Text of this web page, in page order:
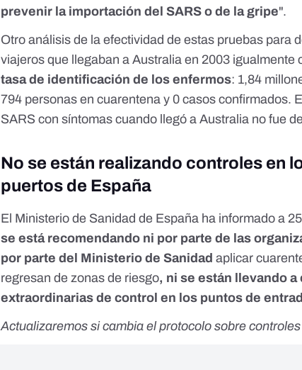
prevenir la importación del SARS o de la gripe".
Otroanálisis de la efectividad de estas pruebas para
viajeros que llegaban a Australia en 2003 igualmente
tasa de identificación de los enfermos: 1,84
794 personas en cuarentena y 0 casos confirmados.
SARS con síntomas cuando llegó a Australia no fue
No se están realizando controles en
puertos de España
El Ministerio de Sanidad de España ha informadoa
se está recomendando ni por parte de las
por parte del Ministerio de Sanidad aplicar
regresan de zonas de riesgo, ni se están llevando a
extraordinarias de control en los puntos de
Actualizaremos si cambia el protocolo sobre